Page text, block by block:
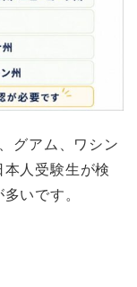
グアム、ワシン
本人受験生が検
いです。